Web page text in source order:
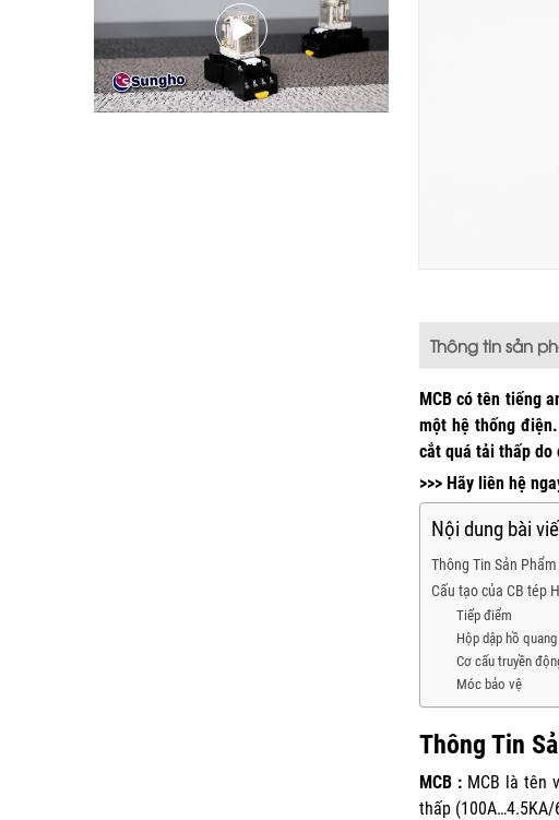
Thông tin sản
MCB có tên tiếng
một hệ thống
cắt quá tải thấp do
>>> Hãy liên hệ
Nội dung bài
Thông Tin Sản Phẩm
Cấu tạo của CB tép
Tiếp điểm
Hộp dập hồ quang
Cơ cấu truyền
Móc bảo vệ
Thông Tin
MCB : MCB là tên
thấp (100A…4.5KA/